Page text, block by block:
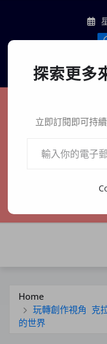
content
聯絡
在
Home
玩轉創作視角 克
的世界
探索更多
立即訂閱即可持